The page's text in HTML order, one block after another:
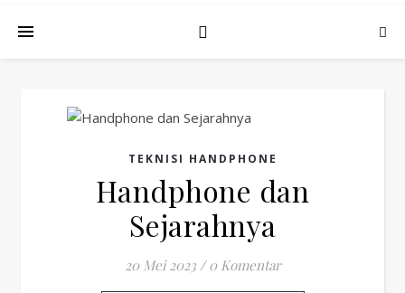
TEKNISI HANDPHONE
Handphone dan
Sejarahnya
20 Mei 2023 / 0 Komentar